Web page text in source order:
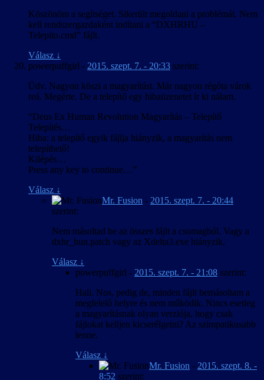
Köszönöm a segítséget. Sikerült megoldani a problémát. Nem
kell rendszergazdaként indítani a “DXHRHU –
Telepito.cmd” fájlt.
Válasz ↓
powerpuffgirl - 2015. szept. 7. - 20:33 szerint:
Üdv. Nagyon köszi a magyarítást. Már nagyon régóta várok
reá. Megérte. De a telepítő egy hibaüzenetet ír ki nálam.
“Deus Ex Human Revolution Magyarítás – Telepítő
Telepítés…
Hiba: a telepítő egyik fájlja hiányzik, a magyarítás nem
telepíthető!
Kilépés…
Press any key to continue…”
Válasz ↓
Mr. Fusion - 2015. szept. 7. - 20:44
szerint:
Nem másoltad be az összes fájlt a csomagból. Vagy a
dxhr_hun.patch vagy az Xdelta3.exe hiányzik.
Válasz ↓
powerpuffgirl - 2015. szept. 7. - 21:08 szerint:
Hali. Nos, pedig de, minden fájlt bemásoltam a
megfelelő helyre és nem működik. Nincs esetleg
a magyarításnak olyan verziója, hogy csak
fájlokat kelljen kicserélgetni? Az szimpatikusabb
lenne.
Válasz ↓
Mr. Fusion - 2015. szept. 8. -
8:52 szerint: